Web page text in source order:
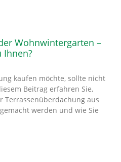
Wohnwintergarten –
Ihnen?
kaufen möchte, sollte nicht
Beitrag erfahren Sie,
Terrassenüberdachung aus
werden und wie Sie